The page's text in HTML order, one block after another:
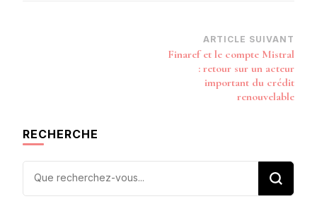
ARTICLE SUIVANT
Finaref et le compte Mistral
: retour sur un acteur
important du crédit
renouvelable
RECHERCHE
Vous